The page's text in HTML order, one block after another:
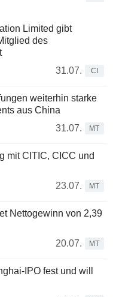
Limited gibt
des
31.07.
CI
weiterhin starke
aus China
31.07.
MT
mit CITIC, CICC und
23.07.
MT
Nettogewinn von 2,39
20.07.
MT
IPO fest und will